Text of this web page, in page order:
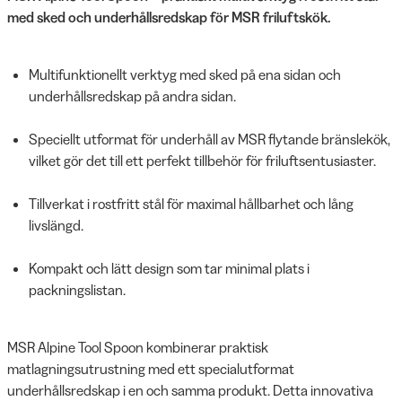
med sked och underhållsredskap för MSR friluftskök.
Multifunktionellt verktyg med sked på ena sidan och
underhållsredskap på andra sidan.
Speciellt utformat för underhåll av MSR flytande bränslekök,
vilket gör det till ett perfekt tillbehör för friluftsentusiaster.
Tillverkat i rostfritt stål för maximal hållbarhet och lång
livslängd.
Kompakt och lätt design som tar minimal plats i
packningslistan.
MSR Alpine Tool Spoon kombinerar praktisk
matlagningsutrustning med ett specialutformat
underhållsredskap i en och samma produkt. Detta innovativa